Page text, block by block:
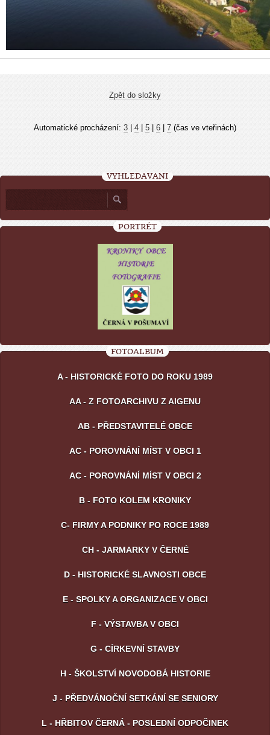
Zpět do složky
Automatické procházení: 3 4 5 6 7 (čas ve vteřinách)
VYHLEDÁVÁNÍ
PORTRÉT
FOTOALBUM
A - HISTORICKÉ FOTO DO ROKU 1989
AA - Z FOTOARCHIVU Z AIGENU
AB - PŘEDSTAVITELÉ OBCE
AC - POROVNÁNÍ MÍST V OBCI 1
AC - POROVNÁNÍ MÍST V OBCI 2
B - FOTO KOLEM KRONIKY
C- FIRMY A PODNIKY PO ROCE 1989
CH - JARMARKY V ČERNÉ
D - HISTORICKÉ SLAVNOSTI OBCE
E - SPOLKY A ORGANIZACE V OBCI
F - VÝSTAVBA V OBCI
G - CÍRKEVNÍ STAVBY
H - ŠKOLSTVÍ NOVODOBÁ HISTORIE
J - PŘEDVÁNOČNÍ SETKÁNÍ SE SENIORY
L - HŘBITOV ČERNÁ - POSLEDNÍ ODPOČINEK